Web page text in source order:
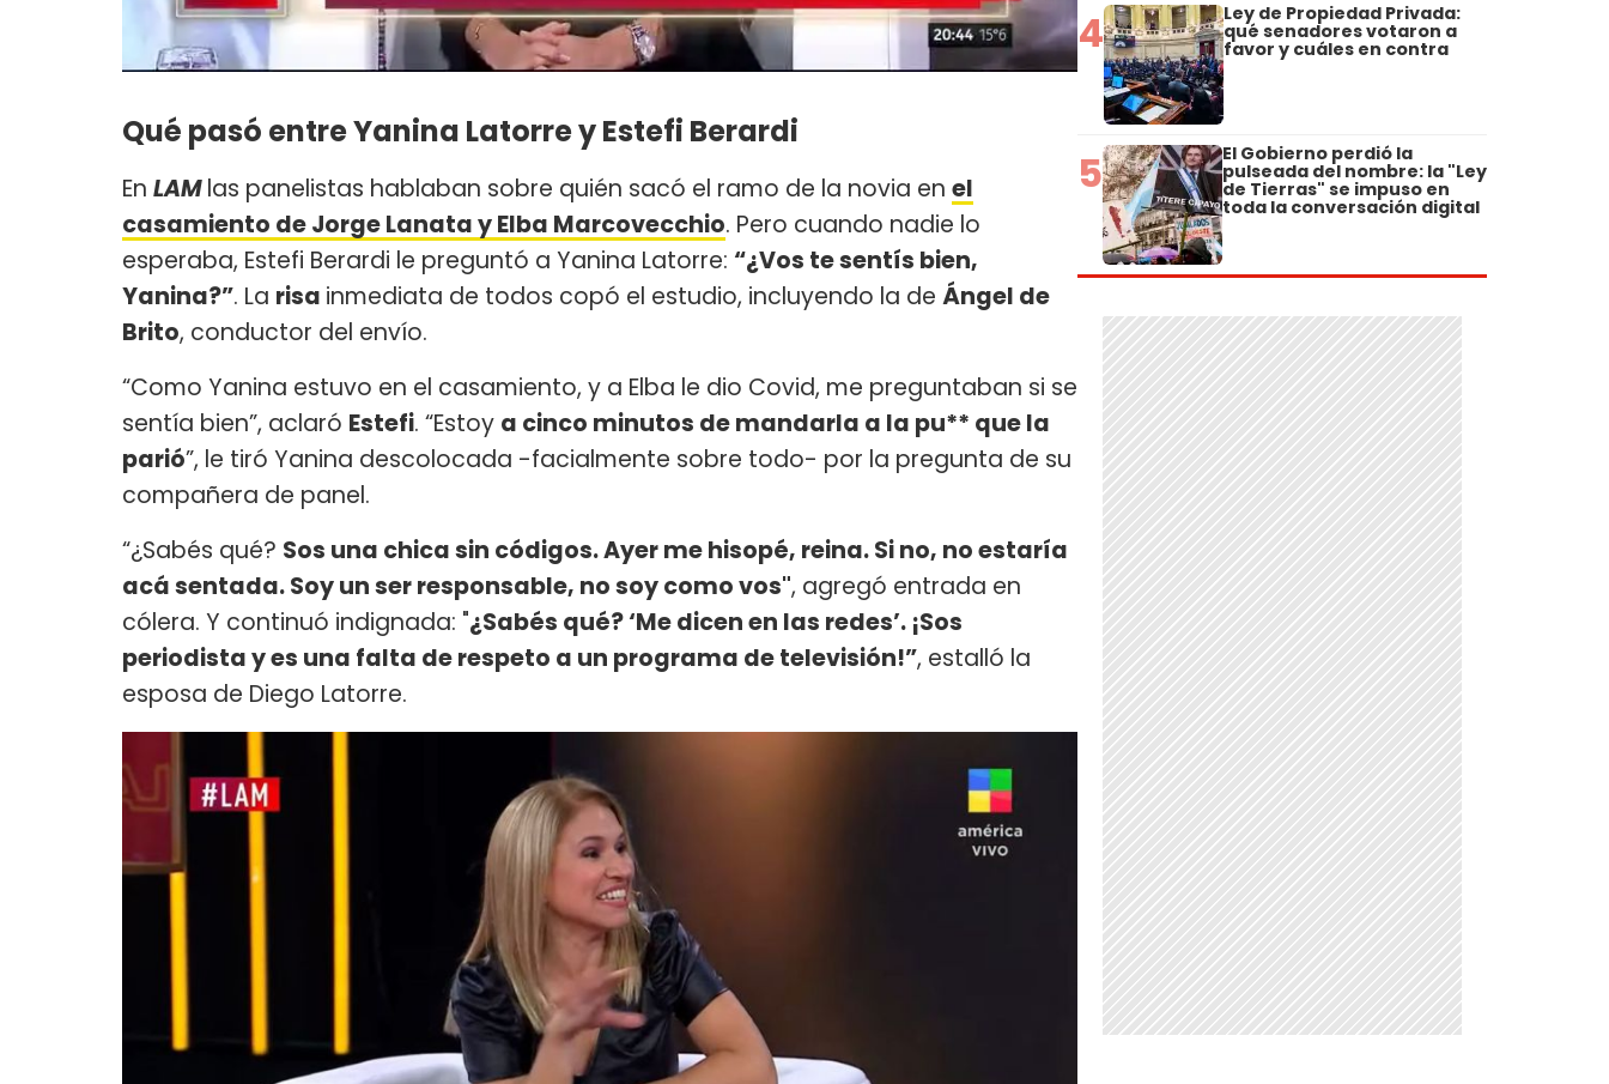
Qué pasó entre Yanina Latorre y Estefi Berardi
En LAMlas panelistas hablaban sobre quién sacó el ramo de la novia en el
casamiento de Jorge Lanata y Elba Marcovecchio. Pero cuando nadie lo
esperaba, Estefi Berardi le preguntó a Yanina Latorre: “¿Vos te sentís bien,
Yanina?”. La risa inmediata de todos copó el estudio, incluyendo la de Ángel de
Brito, conductor del envío.
“Como Yanina estuvo en el casamiento, y a Elba le dio Covid, me preguntaban si se
sentía bien”, aclaró Estefi. “Estoy a cinco minutos de mandarla a la pu** que la
parió”, le tiró Yanina descolocada -facialmente sobre todo- por la pregunta de su
compañera de panel.
“¿Sabés qué? Sos una chica sin códigos. Ayer me hisopé, reina. Si no, no estaría
acá sentada. Soy un ser responsable, no soy como vos", agregó entrada en
cólera. Y continuó indignada: "¿Sabés qué? ‘Me dicen en las redes’. ¡Sos
periodista y es una falta de respeto a un programa de televisión!”, estalló la
esposa de Diego Latorre.
4 Ley de Propiedad Privada:
qué senadores votaron a
favor y cuáles en contra
5 El Gobierno perdió la
pulseada del nombre: la "Ley
de Tierras" se impuso en
toda la conversación digital